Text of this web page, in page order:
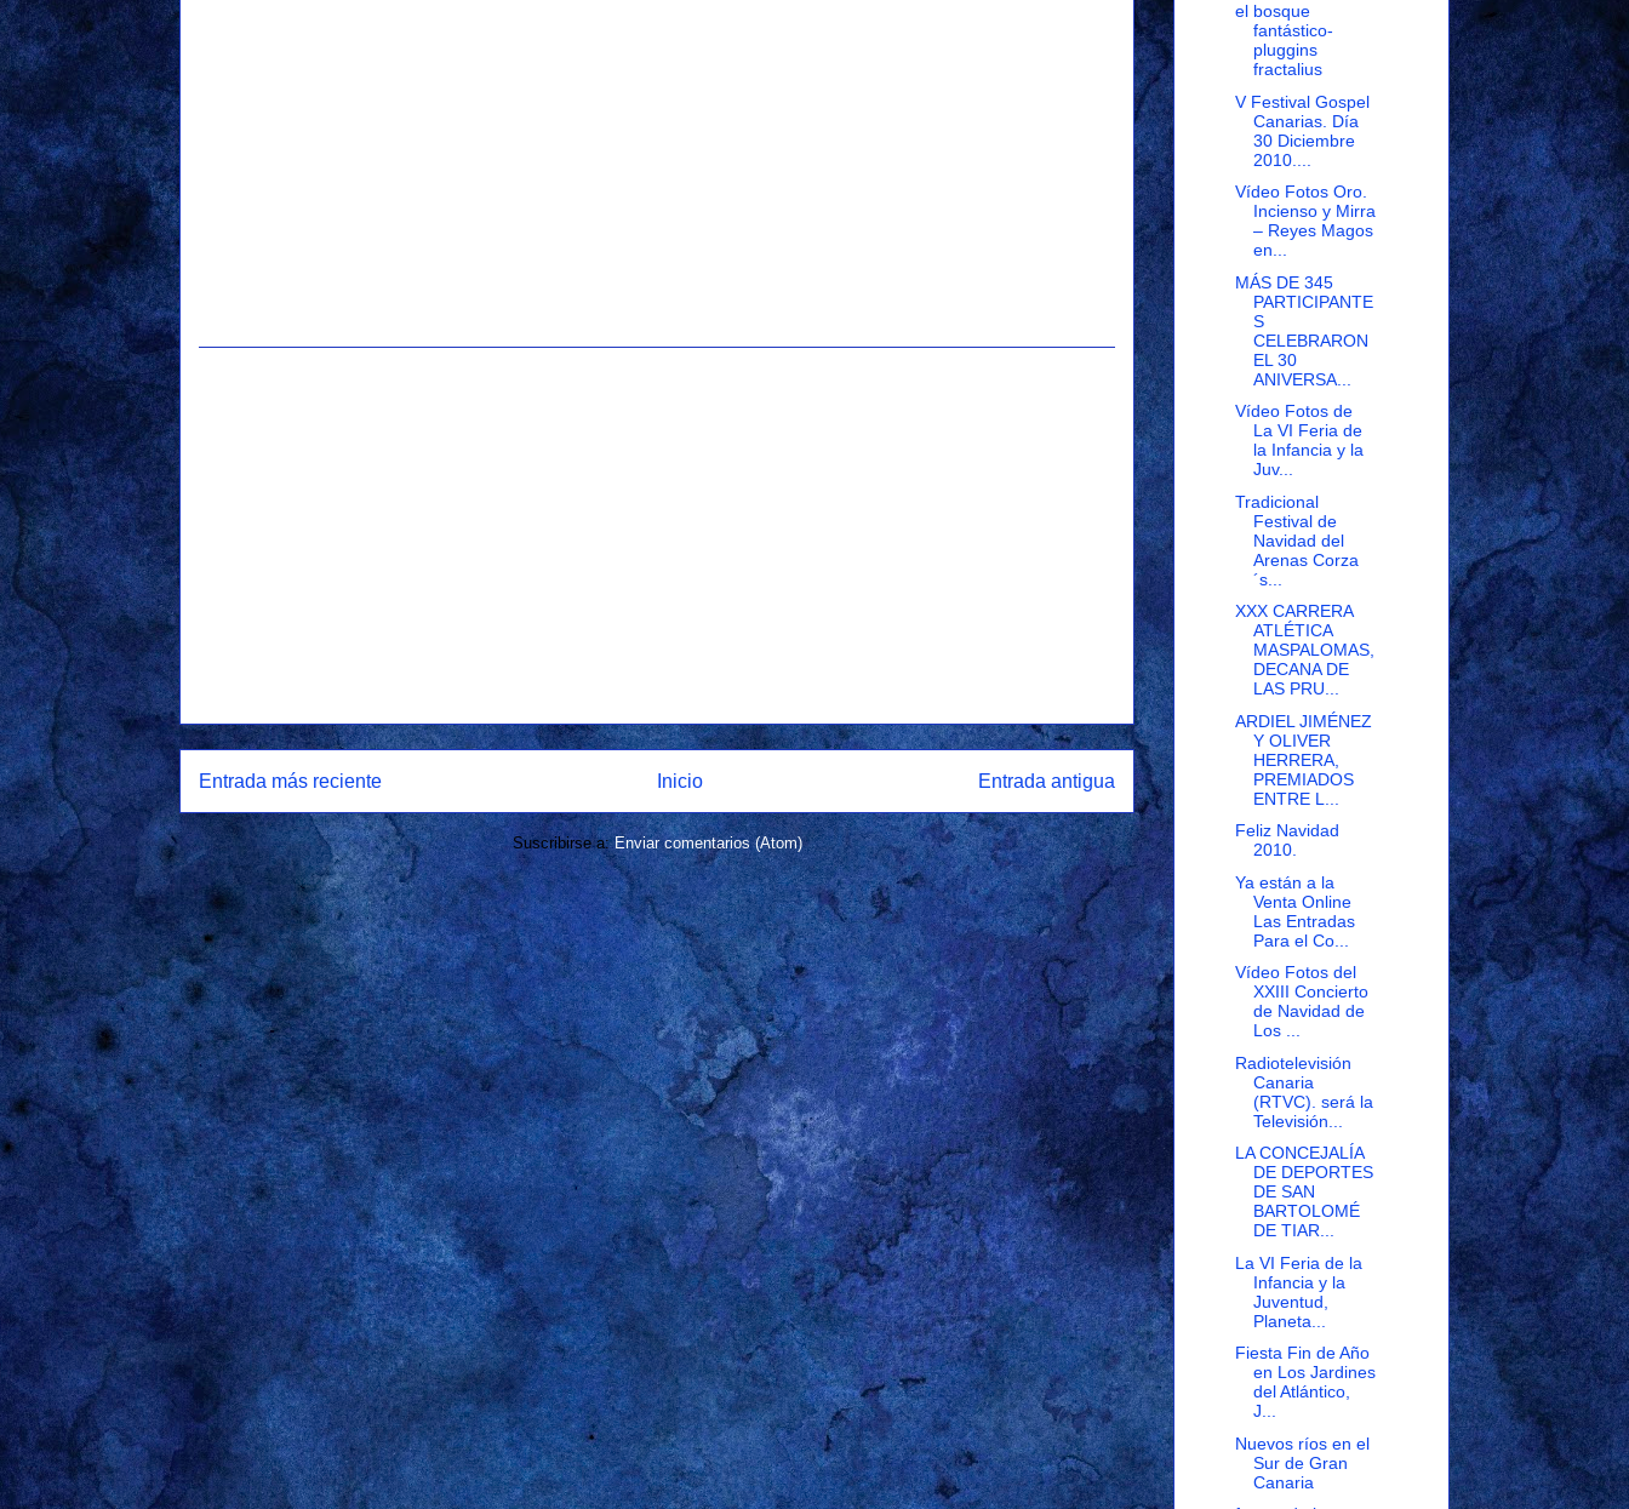
Entrada más reciente Entrada antigua
Inicio
Suscribirse a:Enviar comentarios (Atom)
el bosque
fantástico-
pluggins
fractalius
V Festival Gospel
Canarias. Día
30 Diciembre
2010....
Vídeo Fotos Oro.
Incienso y Mirra
– Reyes Magos
en...
MÁS DE 345
PARTICIPANTE
S
CELEBRARON
EL 30
ANIVERSA...
Vídeo Fotos de
La VI Feria de
la Infancia y la
Juv...
Tradicional
Festival de
Navidad del
Arenas Corza
´s...
XXX CARRERA
ATLÉTICA
MASPALOMAS,
DECANA DE
LAS PRU...
ARDIEL JIMÉNEZ
Y OLIVER
HERRERA,
PREMIADOS
ENTRE L...
Feliz Navidad
2010.
Ya están a la
Venta Online
Las Entradas
Para el Co...
Vídeo Fotos del
XXIII Concierto
de Navidad de
Los ...
Radiotelevisión
Canaria
(RTVC). será la
Televisión...
LA CONCEJALÍA
DE DEPORTES
DE SAN
BARTOLOMÉ
DE TIAR...
La VI Feria de la
Infancia y la
Juventud,
Planeta...
Fiesta Fin de Año
en Los Jardines
del Atlántico,
J...
Nuevos ríos en el
Sur de Gran
Canaria